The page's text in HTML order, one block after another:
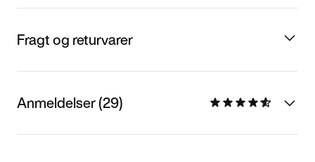
Fragt og returvarer
Anmeldelser (29)